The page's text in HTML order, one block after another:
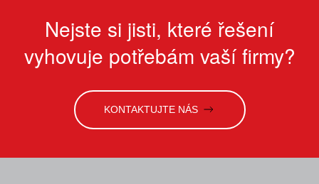
Nejste si jisti, které řešení
vyhovuje potřebám vaší firmy?
KONTAKTUJTE NÁS